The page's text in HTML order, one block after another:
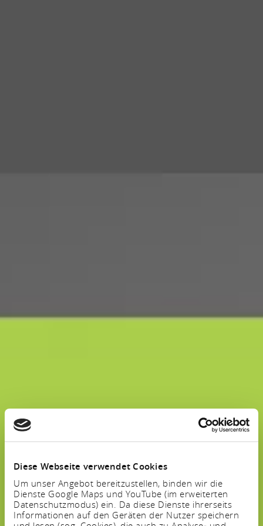
Diese Webseite verwendet Cookies
Um unser Angebot bereitzustellen, binden wir die
Dienste Google Maps und YouTube (im erweiterten
Datenschutzmodus) ein. Da diese Dienste ihrerseits
Informationen auf den Geräten der Nutzer speichern